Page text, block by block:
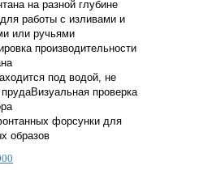
на разной глубине
работы с изливами и
или ручьями
производительности
под водой, не
проверка
форсунки для
образов